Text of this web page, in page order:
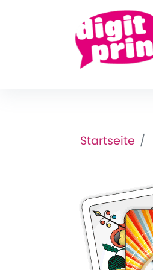
Startseite